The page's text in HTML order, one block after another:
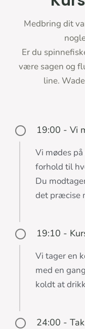
Medbring dit
Er du
være sagen og
line.
19:00 - Vi
Vi mødes
forhold til
Du
det præcise
19:10 -
Vi tager en
med en
koldt at
24:00 -